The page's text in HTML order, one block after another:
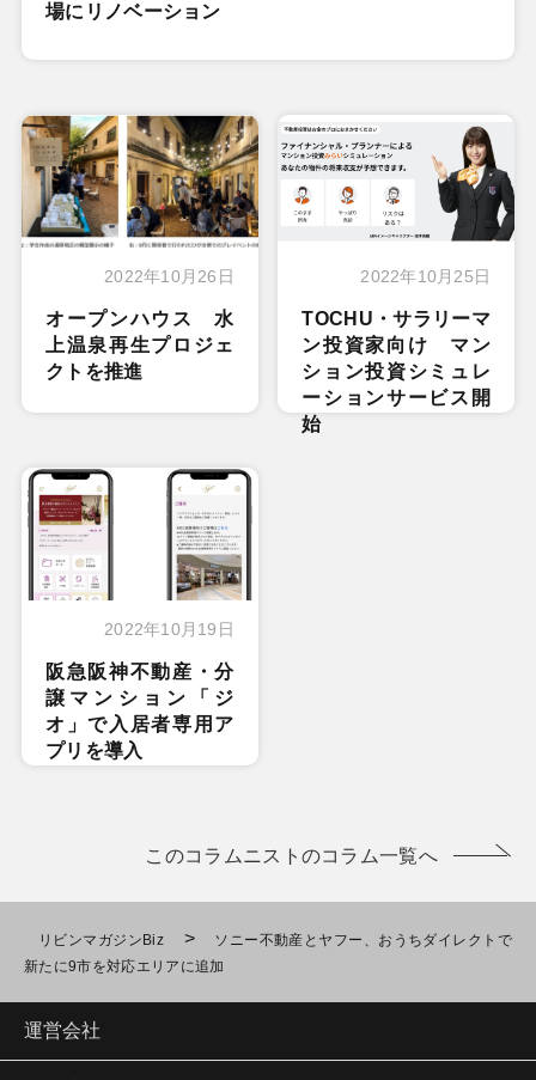
場にリノベーション
2022年10月26日
オープンハウス 水
上温泉再生プロジェ
クトを推進
2022年10月25日
TOCHU・サラリーマ
ン投資家向け マン
ション投資シミュレ
ーションサービス開
始
2022年10月19日
阪急阪神不動産・分
譲マンション「ジ
オ」で入居者専用ア
プリを導入
このコラムニストのコラム一覧へ
リビンマガジンBiz >
ソニー不動産とヤフー、おうちダイレクトで
新たに9市を対応エリアに追加
運営会社